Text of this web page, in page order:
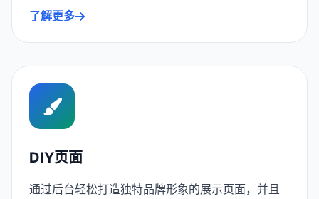
了解更多
DIY页面
通过后台轻松打造独特品牌形象的展示页面，并且